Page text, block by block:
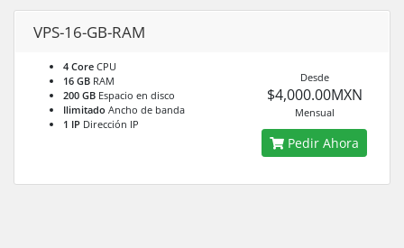
VPS-16-GB-RAM
4 Core CPU
16 GB RAM
200 GB Espacio en disco
Ilimitado Ancho de banda
1 IP Dirección IP
Desde
$4,000.00MXN
Mensual
Pedir Ahora